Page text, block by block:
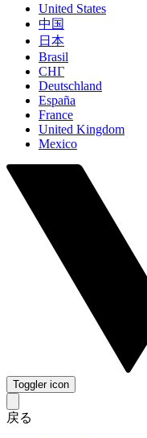
United States
中国
日本
Brasil
СНГ
Deutschland
España
France
United Kingdom
Mexico
Toggler icon
戻る